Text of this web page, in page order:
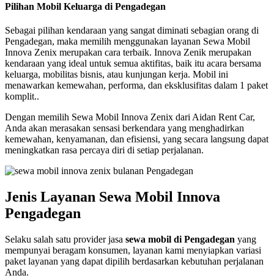
Pilihan Mobil Keluarga di Pengadegan
Sebagai pilihan kendaraan yang sangat diminati sebagian orang di
Pengadegan, maka memilih menggunakan layanan Sewa Mobil
Innova Zenix merupakan cara terbaik. Innova Zenik merupakan
kendaraan yang ideal untuk semua aktifitas, baik itu acara bersama
keluarga, mobilitas bisnis, atau kunjungan kerja. Mobil ini
menawarkan kemewahan, performa, dan eksklusifitas dalam 1 paket
komplit..
Dengan memilih Sewa Mobil Innova Zenix dari Aidan Rent Car,
Anda akan merasakan sensasi berkendara yang menghadirkan
kemewahan, kenyamanan, dan efisiensi, yang secara langsung dapat
meningkatkan rasa percaya diri di setiap perjalanan.
Jenis Layanan Sewa Mobil Innova
Pengadegan
Selaku salah satu provider jasa sewa mobil di Pengadegan yang
mempunyai beragam konsumen, layanan kami menyiapkan variasi
paket layanan yang dapat dipilih berdasarkan kebutuhan perjalanan
Anda.